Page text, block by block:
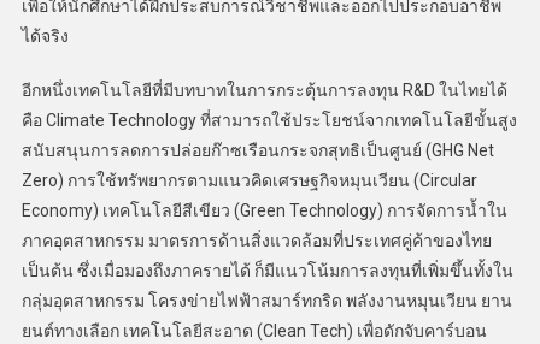
เพื่อให้นักศึกษาได้ฝึกประสบการณ์วิชาชีพและออกไปประกอบอาชีพ
ได้จริง
อีกหนึ่งเทคโนโลยีที่มีบทบาทในการกระตุ้นการลงทุน R&D ในไทยได้
คือ Climate Technology ที่สามารถใช้ประโยชน์จากเทคโนโลยีขั้นสูง
สนับสนุนการลดการปล่อยก๊าซเรือนกระจกสุทธิเป็นศูนย์ (GHG Net
Zero) การใช้ทรัพยากรตามแนวคิดเศรษฐกิจหมุนเวียน (Circular
Economy) เทคโนโลยีสีเขียว (Green Technology) การจัดการน้ำใน
ภาคอุตสาหกรรม มาตรการด้านสิ่งแวดล้อมที่ประเทศคู่ค้าของไทย
เป็นต้น ซึ่งเมื่อมองถึงภาครายได้ ก็มีแนวโน้มการลงทุนที่เพิ่มขึ้นทั้งใน
กลุ่มอุตสาหกรรม โครงข่ายไฟฟ้าสมาร์ทกริด พลังงานหมุนเวียน ยาน
ยนต์ทางเลือก เทคโนโลยีสะอาด (Clean Tech) เพื่อดักจับคาร์บอน